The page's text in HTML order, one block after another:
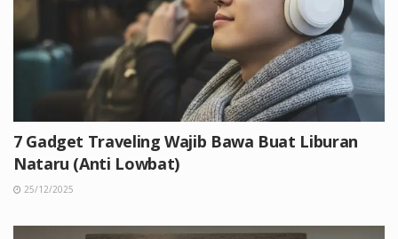
7 Gadget Traveling Wajib Bawa Buat Liburan
Nataru (Anti Lowbat)
25/12/2025